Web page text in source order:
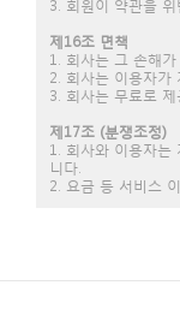
3. 회원이 약관을
제16조 면책
1. 회사는 그 손해
2. 회사는 이용자가
3. 회사는 무료로
제17조 (분쟁조정)
1. 회사와 이용자는
니다.
2. 요금 등 서비스